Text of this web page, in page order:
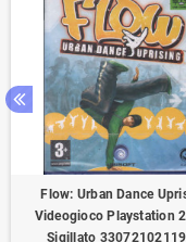
Flow: Urban Dance
Videogioco Playstation
Sigillato